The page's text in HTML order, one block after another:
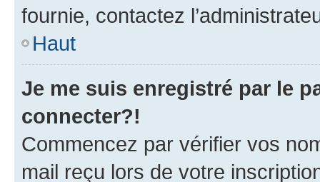
fournie, contactez
Haut
Je me suis enregistré par le
connecter?!
Commencez par vérifier vos
mail reçu lors de votre